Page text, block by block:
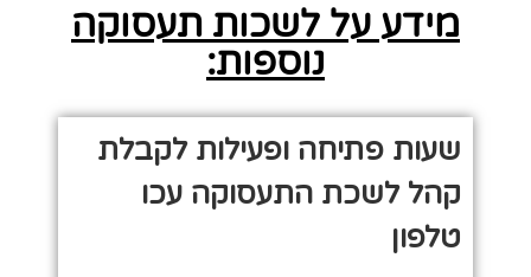
מידע על לשכות תעסוקה
נוספות:
שעות פתיחה ופעילות לקבלת
קהל לשכת התעסוקה עכו
טלפון